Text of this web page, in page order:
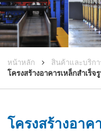
หน้าหลัก
สินค้าและบริกา
โครงสร้างอาคารเหล็กสำเร็จ
โครงสร้างอาค